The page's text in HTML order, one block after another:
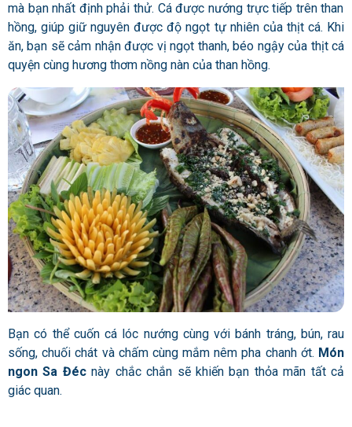
mà bạn nhất định phải thử. Cá được nướng trực tiếp trên than
hồng, giúp giữ nguyên được độ ngọt tự nhiên của thịt cá. Khi
ăn, bạn sẽ cảm nhận được vị ngọt thanh, béo ngậy của thịt cá
quyện cùng hương thơm nồng nàn của than hồng.
Bạn có thể cuốn cá lóc nướng cùng với bánh tráng, bún, rau
sống, chuối chát và chấm cùng mắm nêm pha chanh ớt. Món
ngon Sa Đécnày chắc chắn sẽ khiến bạn thỏa mãn tất cả
giác quan.